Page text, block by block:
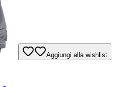
Aggiungi alla wishlist